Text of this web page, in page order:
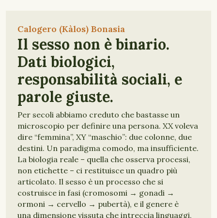
Calogero (Kàlos) Bonasia
Il sesso non è binario.
Dati biologici,
responsabilità sociali, e
parole giuste.
Per secoli abbiamo creduto che bastasse un
microscopio per definire una persona. XX voleva
dire “femmina”, XY “maschio”: due colonne, due
destini. Un paradigma comodo, ma insufficiente.
La biologia reale – quella che osserva processi,
non etichette – ci restituisce un quadro più
articolato. Il sesso è un processo che si
costruisce in fasi (cromosomi → gonadi →
ormoni → cervello → pubertà), e il genere è
una dimensione vissuta che intreccia linguaggi,